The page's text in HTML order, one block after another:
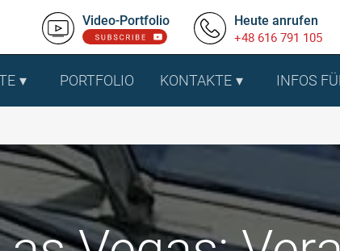
Video-Portfolio Heute anrufen
+48 616 791 105
PORTFOLIO KONTAKTE INFOS